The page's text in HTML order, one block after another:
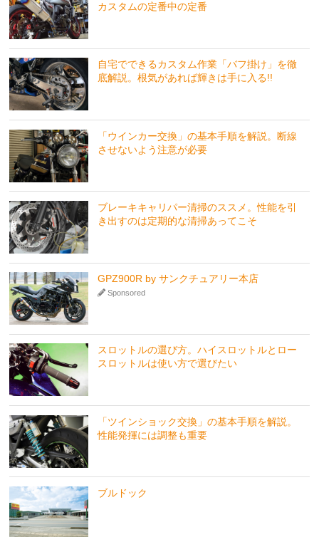
カスタムの定番中の定番
自宅でできるカスタム作業「バフ掛け」を徹
底解説。根気があれば輝きは手に入る!!
「ウインカー交換」の基本手順を解説。断線
させないよう注意が必要
ブレーキキャリパー清掃のススメ。性能を引
き出すのは定期的な清掃あってこそ
GPZ900R by サンクチュアリー本店
Sponsored
スロットルの選び方。ハイスロットルとロー
スロットルは使い方で選びたい
「ツインショック交換」の基本手順を解説。
性能発揮には調整も重要
ブルドック